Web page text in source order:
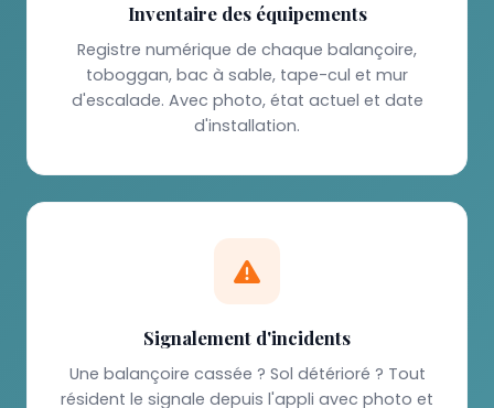
Inventaire des équipements
Registre numérique de chaque balançoire,
toboggan, bac à sable, tape-cul et mur
d'escalade. Avec photo, état actuel et date
d'installation.
Signalement d'incidents
Une balançoire cassée ? Sol détérioré ? Tout
résident le signale depuis l'appli avec photo et